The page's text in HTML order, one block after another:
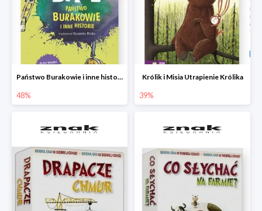
Państwo Burakowie i inne historie
48%
Królik i Misia Utrapienie Królika
39%